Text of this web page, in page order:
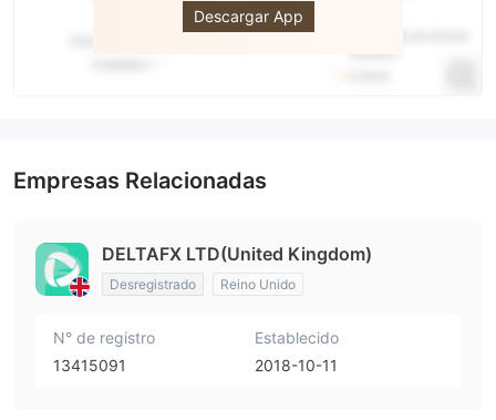
Descargar App
Empresas Relacionadas
DELTAFX LTD(United Kingdom)
Desregistrado Reino Unido
N° de registro
13415091
Establecido
2018-10-11